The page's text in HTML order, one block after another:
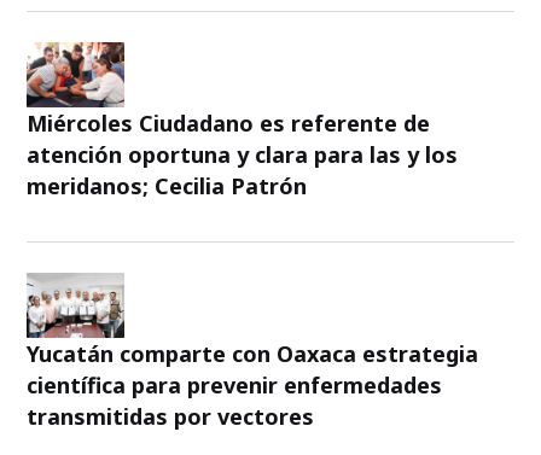
Miércoles Ciudadano es referente de
atención oportuna y clara para las y los
meridanos; Cecilia Patrón
Yucatán comparte con Oaxaca estrategia
científica para prevenir enfermedades
transmitidas por vectores